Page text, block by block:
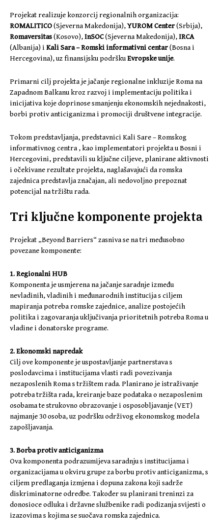
Projekat realizuje konzorcij regionalnih organizacija:
ROMALITICO(Sjeverna Makedonija),YUROM Center(Srbija),
Romaversitas(Kosovo),InSOC(Sjeverna Makedonija),IRCA
(Albanija) i Kali Sara – Romski informativni centar(Bosna i
Hercegovina), uz finansijsku podrškuEvropske unije.
Primarni cilj projekta je jačanje regionalne inkluzije Roma na
Zapadnom Balkanu kroz razvoj i implementaciju politika i
inicijativa koje doprinose smanjenju ekonomskih nejednakosti,
borbi protiv anticiganizma i promociji društvene integracije.
Tokom predstavljanja, predstavnici Kali Sare – Romskog
informativnog centra , kao implementatori projekta u Bosni i
Hercegovini, predstavili su ključne ciljeve, planirane aktivnosti
i očekivane rezultate projekta, naglašavajući da romska
zajednica predstavlja značajan, ali nedovoljno prepoznat
potencijal na tržištu rada.
Tri ključne komponente projekta
Projekat „Beyond Barriers“ zasniva se na tri međusobno
povezane komponente:
1. Regionalni HUB
Komponenta je usmjerena na jačanje saradnje između
nevladinih, vladinih i međunarodnih institucija s ciljem
mapiranja potreba romske zajednice, analize postojećih
politika i zagovaranja uključivanja prioritetnih potreba Roma u
vladine i donatorske programe.
2. Ekonomski napredak
Cilj ove komponente je uspostavljanje partnerstava s
poslodavcima i institucijama vlasti radi povezivanja
nezaposlenih Roma s tržištem rada. Planirano je istraživanje
potreba tržišta rada, kreiranje baze podataka o nezaposlenim
osobama te strukovno obrazovanje i osposobljavanje (VET)
najmanje 30 osoba, uz podršku održivog ekonomskog modela
zapošljavanja.
3. Borba protiv anticiganizma
Ova komponenta podrazumijeva saradnju s institucijama i
organizacijama u okviru grupe za borbu protiv anticiganizma, s
ciljem predlaganja izmjena i dopuna zakona koji sadrže
diskriminatorne odredbe. Također su planirani treninzi za
donosioce odluka i državne službenike radi podizanja svijesti o
izazovima s kojima se suočava romska zajednica.